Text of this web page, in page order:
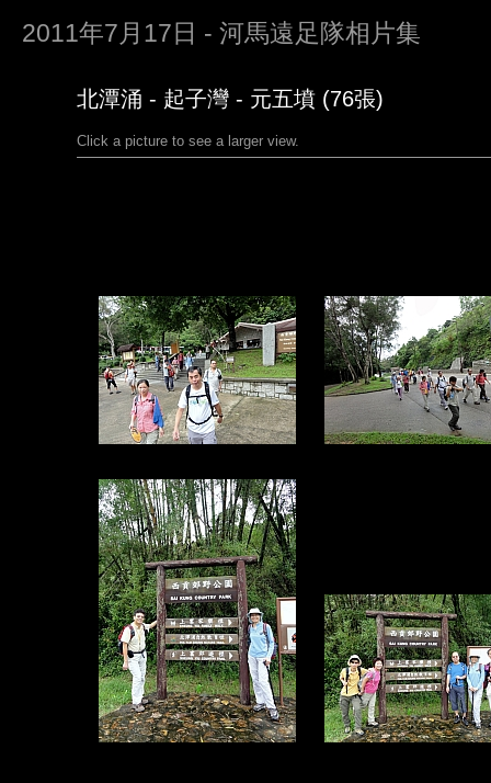
2011年7月17日 - 河馬遠足隊相片集
北潭涌 - 起子灣 - 元五墳 (76張)
Click a picture to see a larger view.